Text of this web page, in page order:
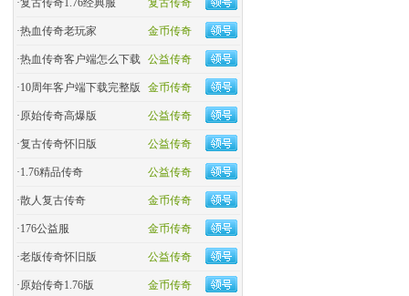
复古传奇
·复古传奇1.76经典服
金币传奇
·热血传奇老玩家
公益传奇
·热血传奇客户端怎么下载
金币传奇
·10周年客户端下载完整版
公益传奇
·原始传奇高爆版
公益传奇
·复古传奇怀旧版
公益传奇
·1.76精品传奇
金币传奇
·散人复古传奇
金币传奇
·176公益服
公益传奇
·老版传奇怀旧版
金币传奇
·原始传奇1.76版